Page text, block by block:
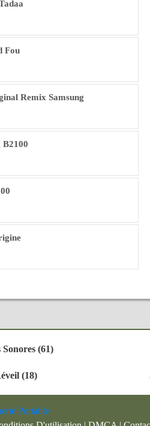
Fou
Remix Samsung
B2100
Sonores (61)
(18)
Portable